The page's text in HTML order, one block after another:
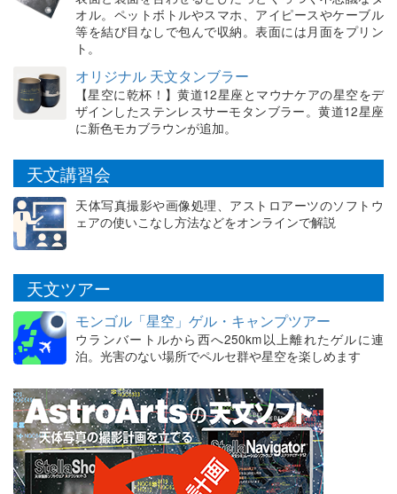
オル。ペットボトルやスマホ、アイピースやケーブル
等を結び目なしで包んで収納。表面には月面をプリン
ト。
オリジナル 天文タンブラー
【星空に乾杯！】黄道12星座とマウナケアの星空をデ
ザインしたステンレスサーモタンブラー。黄道12星座
に新色モカブラウンが追加。
天文講習会
天体写真撮影や画像処理、アストロアーツのソフトウ
ェアの使いこなし方法などをオンラインで解説
天文ツアー
モンゴル「星空」ゲル・キャンプツアー
ウランバートルから西へ250km以上離れたゲルに連
泊。光害のない場所でペルセ群や星空を楽しめます